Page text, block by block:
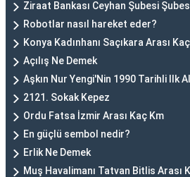
Ziraat Bankası Ceyhan Şubesi
Robotlar nasıl hareket eder?
Konya Kadınhanı Saçıkara Arası
Açılış Ne Demek
Aşkın Nur Yengi'Nin 1990 Tarihli Ilk
2121. Sokak Kepez
Ordu Fatsa İzmir Arası Kaç Km
En güçlü sembol nedir?
Erlik Ne Demek
Muş Havalimanı Tatvan Bitlis Arası